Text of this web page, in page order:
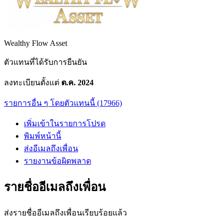
Wealthy Flow Asset
ตัวแทนที่ได้รับการยืนยัน
ลงทะเบียนตั้งแต่ ต.ค. 2024
รายการอื่น ๆ โดยตัวแทนนี้ (17966)
เพิ่มเข้าในรายการโปรด
พิมพ์หน้านี้
ส่งอีเมลถึงเพื่อน
รายงานข้อผิดพลาด
รายชื่ออีเมลถึงเพื่อน
ส่งรายชื่ออีเมลถึงเพื่อนเรียบร้อยแล้ว